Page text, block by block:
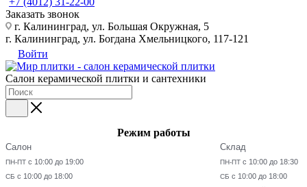
Заказать звонок
г. Калининград, ул. Большая Окружная, 5
г. Калининград, ул. Богдана Хмельницкого, 117-121
Войти
Салон керамической плитки и сантехники
Режим работы
Салон
ПН-ПТ с 10:00 до 19:00
СБ с 10:00 до 18:00
Склад
ПН-ПТ с 10:00 до 18:30
СБ с 10:00 до 18:00